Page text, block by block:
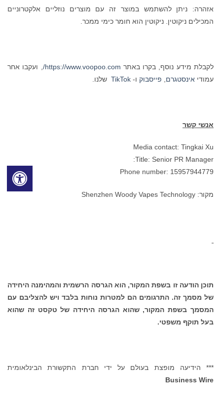
אזהרה: ניתן להשתמש במוצר זה עם מוצרים נוזליים אלקטרוניים
המכילים ניקוטין. ניקוטין הוא חומר כימי ממכר.
לקבלת מידע נוסף, בקרו באתר https://www.voopoo.com/
, ועקבו אחר
עמודי אינסטגרם פייסבוק ו- TikTok שלנו.
אנשי קשר
Media contact: Tingkai Xu
Title: Senior PR Manager:
Phone number: 15957944779
מקור: Shenzhen Woody Vapes Technology
תוכן הודעה זו בשפת המקור, הוא הגרסה הרשמית והמהימנה היחידה
של מסמך זה. התרגומים הם למטרות נוחות בלבד ויש להצליבם עם
המסמך בשפת המקור, שהוא הגרסה היחידה של טקסט זה שהוא
בעל תוקף משפטי.
*** הידיעה מופצת בעולם על ידי חברת התקשורת הבינלאומית
Business Wire